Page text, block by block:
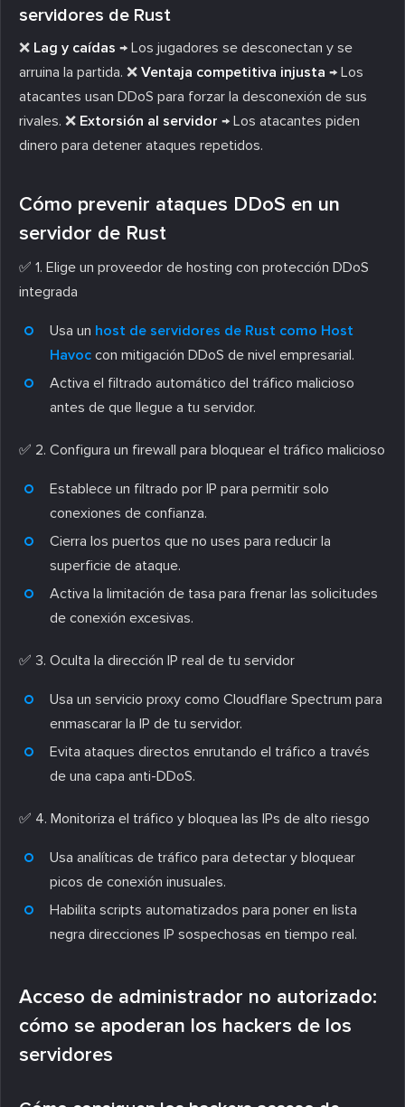
servidores de Rust
❌ Lag y caídas → Los jugadores se desconectan y se
arruina la partida. ❌ Ventaja competitiva injusta → Los
atacantes usan DDoS para forzar la desconexión de sus
rivales. ❌ Extorsión al servidor → Los atacantes piden
dinero para detener ataques repetidos.
Cómo prevenir ataques DDoS en un
servidor de Rust
✅ 1. Elige un proveedor de hosting con protección DDoS
integrada
Usa un host de servidores de Rust como Host
Havoc con mitigación DDoS de nivel empresarial.
Activa el filtrado automático del tráfico malicioso
antes de que llegue a tu servidor.
✅ 2. Configura un firewall para bloquear el tráfico malicioso
Establece un filtrado por IP para permitir solo
conexiones de confianza.
Cierra los puertos que no uses para reducir la
superficie de ataque.
Activa la limitación de tasa para frenar las solicitudes
de conexión excesivas.
✅ 3. Oculta la dirección IP real de tu servidor
Usa un servicio proxy como Cloudflare Spectrum para
enmascarar la IP de tu servidor.
Evita ataques directos enrutando el tráfico a través
de una capa anti-DDoS.
✅ 4. Monitoriza el tráfico y bloquea las IPs de alto riesgo
Usa analíticas de tráfico para detectar y bloquear
picos de conexión inusuales.
Habilita scripts automatizados para poner en lista
negra direcciones IP sospechosas en tiempo real.
Acceso de administrador no autorizado:
cómo se apoderan los hackers de los
servidores